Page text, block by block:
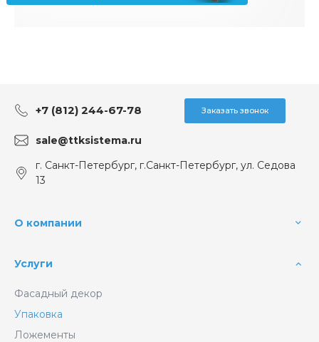
+7 (812) 244-67-78 Заказать звонок
sale@ttksistema.ru
г. Санкт-Петербург, г.Санкт-Петербург, ул. Седова
13
О компании
Услуги
Фасадный декор
Упаковка
Ложементы